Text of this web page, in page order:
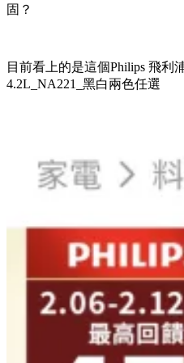
固？
目前看上的是這個Philips 飛利
4.2L_NA221_黑白兩色任選